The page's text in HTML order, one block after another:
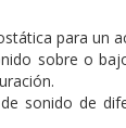
para un
sobre o
sonido de